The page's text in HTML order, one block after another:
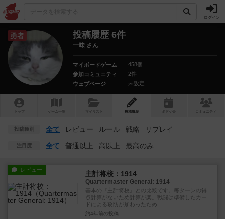
ログイン
勇者 投稿履歴 6件
一味 さん
マイボードゲーム
458個
参加コミュニティ
2件
ウェブページ
未設定
トップ ゲーム一覧 マイリスト 投稿履歴 ボ ドゲ コミュニティ
投稿種別 全て レビュー ルール 戦略 リプレイ
注目度 全て 普通以上 高以上 最高のみ
レビュー 主計将校：1914
Quartermaster General: 1914
基本の『主計将校』との比較です。毎ターンの得
点計算がないため計算が楽。戦闘は準備したカー
ドによる攻防が加わったため...
約4年前 の投稿